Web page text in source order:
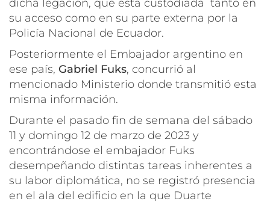
dicha legación, que está custodiada tanto en
su acceso como en su parte externa por la
Policía Nacional de Ecuador.
Posteriormente el Embajador argentino en
ese país, Gabriel Fuks, concurrió al
mencionado Ministerio donde transmitió esta
misma información.
Durante el pasado fin de semana del sábado
11 y domingo 12 de marzo de 2023 y
encontrándose el embajador Fuks
desempeñando distintas tareas inherentes a
su labor diplomática, no se registró presencia
en el ala del edificio en la que Duarte